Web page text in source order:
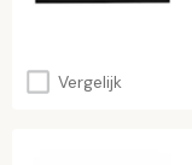
Vergelijk